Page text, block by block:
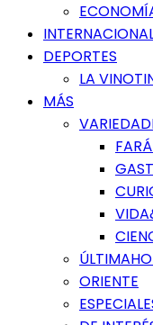
DEPORTES
LA
MÁS
ORIENTE